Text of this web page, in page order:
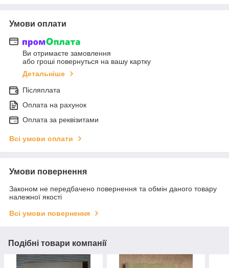
Умови оплати
Ви отримаєте замовлення
або гроші повернуться на вашу картку
Детальніше
Післяплата
Оплата на рахунок
Оплата за реквізитами
Всі умови оплати
Умови повернення
Законом не передбачено повернення та обмін даного товару
належної якості
Всі умови повернення
Подібні товари компанії